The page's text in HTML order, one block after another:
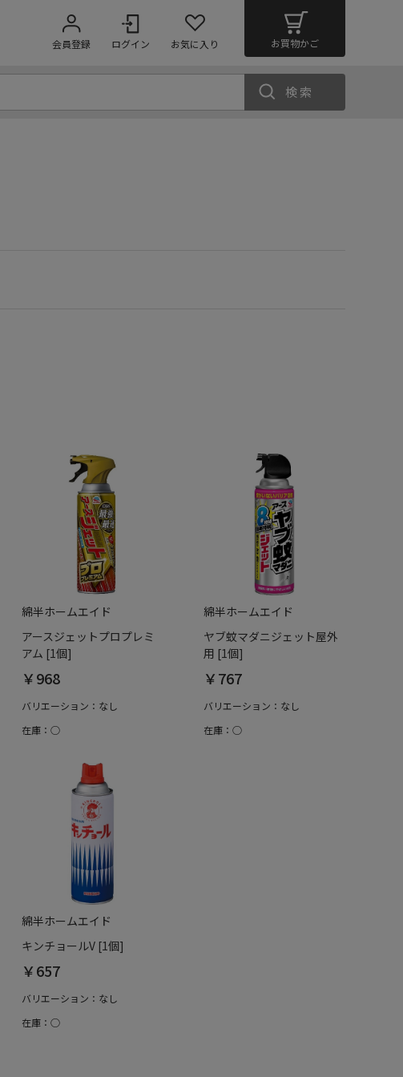
会員登録 ログイン お気に入り お買物かご
検索
綿半ホームエイド
アースジェットプロプレミ
アム [1個]
￥968
バリエーション：なし
在庫：○
綿半ホームエイド
ヤブ蚊マダニジェット屋外
用 [1個]
￥767
バリエーション：なし
在庫：○
綿半ホームエイド
キンチョールV [1個]
￥657
バリエーション：なし
在庫：○